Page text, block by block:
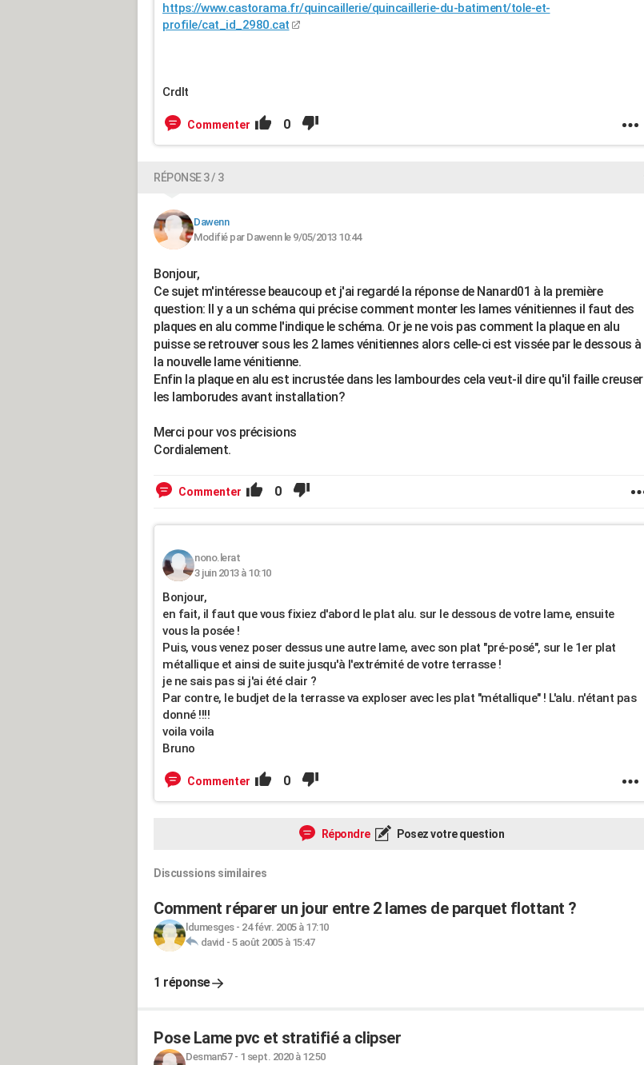
https://www.castorama.fr/quincaillerie/quincaillerie-du-batiment/tole-et-
profile/cat_id_2980.cat
Crdlt
Commenter 0
RÉPONSE 3 / 3
Dawenn
Modifié par Dawenn le 9/05/2013 10:44
Bonjour,
Ce sujet m'intéresse beaucoup et j'ai regardé la réponse de Nanard01 à la première
question: Il y a un schéma qui précise comment monter les lames vénitiennes il faut des
plaques en alu comme l'indique le schéma. Or je ne vois pas comment la plaque en alu
puisse se retrouver sous les 2 lames vénitiennes alors celle-ci est vissée par le dessous à
la nouvelle lame vénitienne.
Enfin la plaque en alu est incrustée dans les lambourdes cela veut-il dire qu'il faille creuser
les lamborudes avant installation?
Merci pour vos précisions
Cordialement.
Commenter 0
nono.lerat
3 juin 2013 à 10:10
Bonjour,
en fait, il faut que vous fixiez d'abord le plat alu. sur le dessous de votre lame, ensuite
vous la posée !
Puis, vous venez poser dessus une autre lame, avec son plat "pré-posé", sur le 1er plat
métallique et ainsi de suite jusqu'à l'extrémité de votre terrasse !
je ne sais pas si j'ai été clair ?
Par contre, le budjet de la terrasse va exploser avec les plat "métallique" ! L'alu. n'étant pas
donné !!!!
voila voila
Bruno
Commenter 0
Répondre Posez votre question
Discussions similaires
Comment réparer un jour entre 2 lames de parquet flottant ?
ldumesges- 24 févr. 2005 à 17:10
david - 5 août 2005 à 15:47
1 réponse
Pose Lame pvc et stratifié a clipser
Desman57- 1 sept. 2020 à 12:50